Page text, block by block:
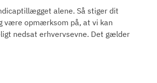
alene. Så stiger dit
være opmærksom på, at vi kan
nedsat erhvervsevne. Det gælder